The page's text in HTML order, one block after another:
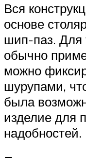
Вся
основе
шип-паз. Для
обычно
можно
шурупами,
была
изделие для
надобностей.